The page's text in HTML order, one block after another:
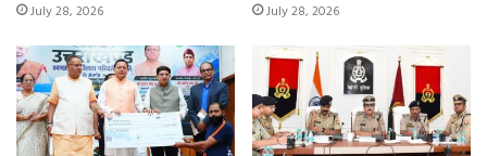
July 28, 2026 July 28, 2026